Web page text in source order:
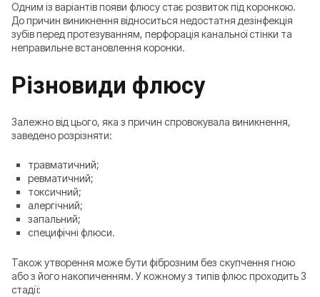
Одним із варіантів появи флюсу стає розвиток під коронкою.
До причин виникнення відноситься недостатня дезінфекція
зубів перед протезуванням, перфорація канальної стінки та
неправильне встановлення коронки.
Різновиди флюсу
Залежно від цього, яка з причин спровокувала виникнення,
заведено розрізняти:
травматичний;
ревматичний;
токсичний;
алергічний;
запальний;
специфічні флюси.
Також утворення може бути фіброзним без скупчення гною
або з його накопиченням. У кожному з типів флюс проходить 3
стадії: